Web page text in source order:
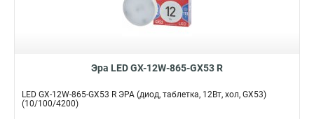
Эра LED GX-12W-865-GX53 R
LED GX-12W-865-GX53 R ЭРА (диод, таблетка, 12Вт, хол, GX53)
(10/100/4200)